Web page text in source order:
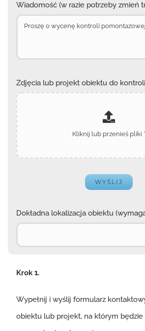
Wiadomość (w razie potrzeby zmień
Zdjęcia lub projekt obiektu do
WYŚLIJ
Dokładna lokalizacja obiektu
Krok 1.
Wypełnij i wyślij formularz
obiektu lub projekt, na którym będzie